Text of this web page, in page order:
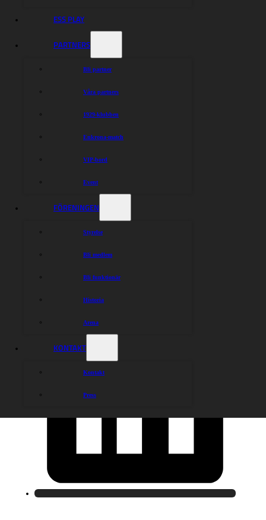
ESS PLAY
PARTNERS
Bli partner
Våra partners
1929-klubben
Enkrona-match
VIP-bord
Event
FÖRENINGEN
Styrelse
Bli medlem
Bli funktionär
Historia
Arena
KONTAKT
Kontakt
Press